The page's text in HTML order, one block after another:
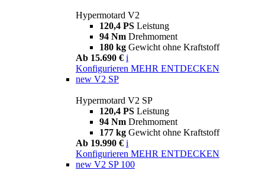
Hypermotard V2
120,4 PS Leistung
94 Nm Drehmoment
180 kg Gewicht ohne Kraftstoff
Ab 15.690 € i
Konfigurieren MEHR ENTDECKEN
new V2 SP
Hypermotard V2 SP
120,4 PS Leistung
94 Nm Drehmoment
177 kg Gewicht ohne Kraftstoff
Ab 19.990 € i
Konfigurieren MEHR ENTDECKEN
new V2 SP 100